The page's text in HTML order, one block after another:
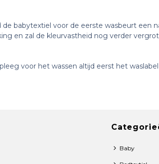
babytextiel voor de eerste wasbeurt een
en zal de kleurvastheid nog verder
voor het wassen altijd eerst het
Baby